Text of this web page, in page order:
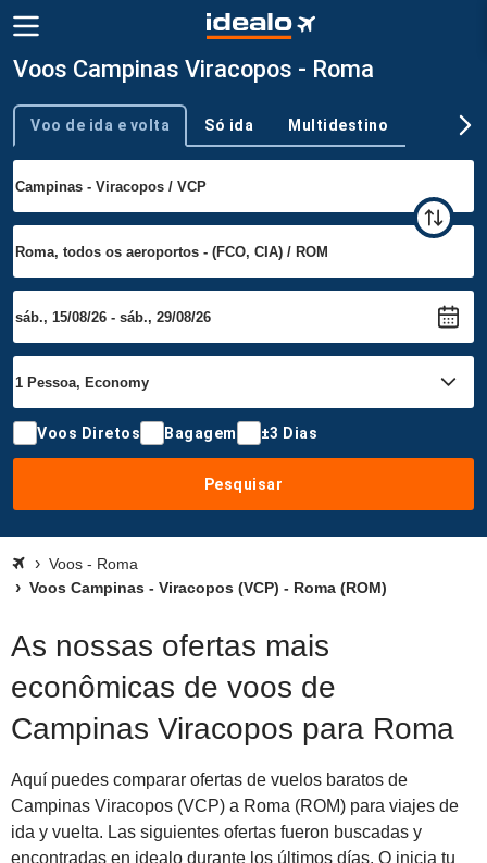
Voos Campinas Viracopos - Roma
Tipo de viagem
Voo de ida e volta Só ida Multidestino
Voos Diretos Bagagem ±3 Dias
Pesquisar
Voos - Roma
Voos Campinas - Viracopos (VCP) - Roma (ROM)
As nossas ofertas mais
econômicas de voos de
Campinas Viracopos para Roma
Aquí puedes comparar ofertas de vuelos baratos de
Campinas Viracopos (VCP) a Roma (ROM) para viajes de
ida y vuelta. Las siguientes ofertas fueron buscadas y
encontradas en idealo durante los últimos días. O inicia tu